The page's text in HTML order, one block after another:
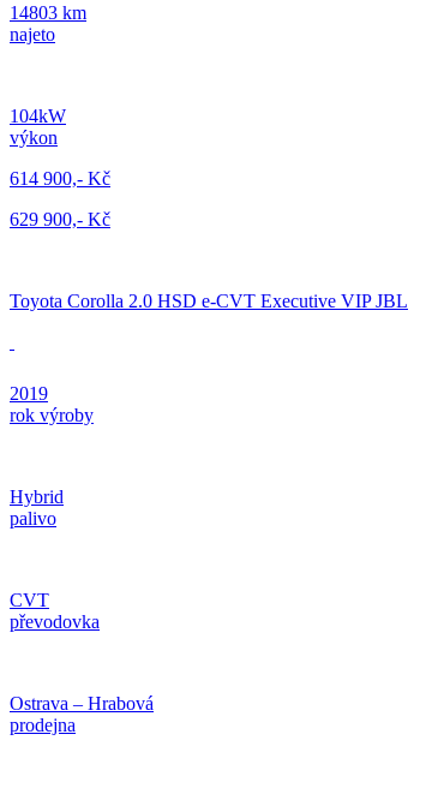
14803 km
najeto
104kW
výkon
614 900,- Kč
629 900,- Kč
Toyota Corolla 2.0 HSD e-CVT Executive VIP JBL
2019
rok výroby
Hybrid
palivo
CVT
převodovka
Ostrava – Hrabová
prodejna